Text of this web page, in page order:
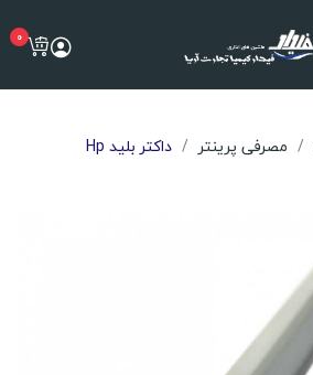
0
مصرفی پرینتر
داکتر بلید Hp